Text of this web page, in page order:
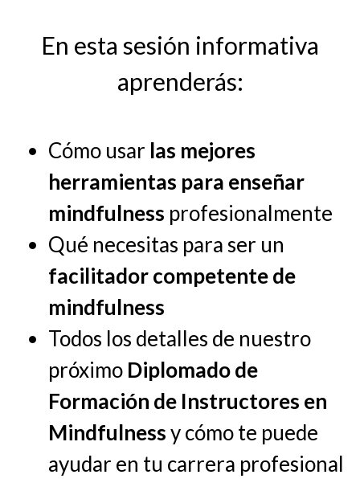
En esta sesión informativa
aprenderás:
Cómo usar las mejores
herramientas para enseñar
mindfulness profesionalmente
Qué necesitas para ser un
facilitador competente de
mindfulness
Todos los detalles de nuestro
próximo Diplomado de
Formación de Instructores en
Mindfulnessy cómo te puede
ayudar en tu carrera profesional